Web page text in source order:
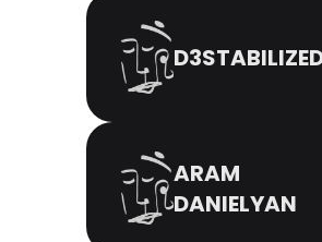
ARAM
DANIELYAN